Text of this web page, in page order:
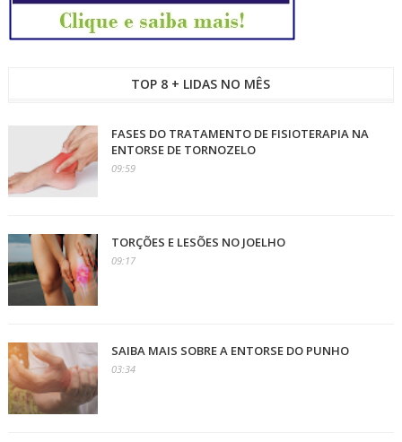
TOP 8 + LIDAS NO MÊS
FASES DO TRATAMENTO DE FISIOTERAPIA NA
ENTORSE DE TORNOZELO
09:59
TORÇÕES E LESÕES NO JOELHO
09:17
SAIBA MAIS SOBRE A ENTORSE DO PUNHO
03:34